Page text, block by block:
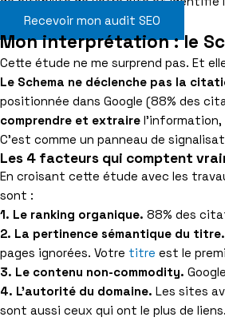
Recevoir mon audit SEO
Mon interprétation : le
Cette étude ne me surprend pas. Et
Le Schema ne déclenche pas la
positionnée dans Google (88% des
comprendre et extraire
C’est comme un panneau de
Les 4 facteurs qui comptent
En croisant cette étude avec les
sont :
1. Le ranking organique. 88% des
2. La pertinence sémantique du titre.
pages ignorées. Votre titre est le
3. Le contenu non-commodity.
4. L’autorité du domaine. Les sites
sont aussi ceux qui ont le plus de liens.